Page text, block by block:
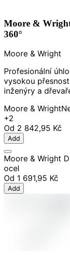
Moore &
360°
Moore & Wright
Profesionální
vysokou
inženýry a
Moore & Wright
+2
Od 2 842,95 Kč
Add
Moore & Wright
ocel
Od 1 691,95 Kč
Add